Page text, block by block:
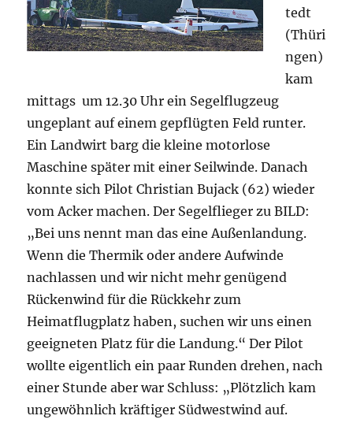
tedt
(Thüri
ngen)
kam
mittags um 12.30 Uhr ein Segelflugzeug
ungeplant auf einem gepflügten Feld runter.
Ein Landwirt barg die kleine motorlose
Maschine später mit einer Seilwinde. Danach
konnte sich Pilot Christian Bujack (62) wieder
vom Acker machen. Der Segelflieger zu BILD:
„Bei uns nennt man das eine Außenlandung.
Wenn die Thermik oder andere Aufwinde
nachlassen und wir nicht mehr genügend
Rückenwind für die Rückkehr zum
Heimatflugplatz haben, suchen wir uns einen
geeigneten Platz für die Landung.“ Der Pilot
wollte eigentlich ein paar Runden drehen, nach
einer Stunde aber war Schluss: „Plötzlich kam
ungewöhnlich kräftiger Südwestwind auf.